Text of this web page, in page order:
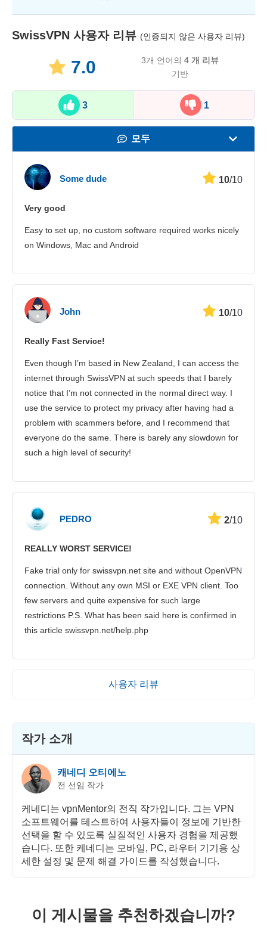
SwissVPN 사용자 리뷰 (인증되지 않은 사용자 리뷰)
7.0 3개 언어의 4 개 리뷰
기반
3 1
모두
고객 서비스
Some dude 10/10
Very good
Easy to set up, no custom software required works nicely
on Windows, Mac and Android
John 10/10
Really Fast Service!
Even though I’m based in New Zealand, I can access the
internet through SwissVPN at such speeds that I barely
notice that I’m not connected in the normal direct way. I
use the service to protect my privacy after having had a
problem with scammers before, and I recommend that
everyone do the same. There is barely any slowdown for
such a high level of security!
PEDRO 2/10
REALLY WORST SERVICE!
Fake trial only for swissvpn.net site and without OpenVPN
connection. Without any own MSI or EXE VPN client. Too
few servers and quite expensive for such large
restrictions P.S. What has been said here is confirmed in
this article swissvpn.net/help.php
사용자 리뷰
작가 소개
캐네디 오티에노
전 선임 작가
케네디는 vpnMentor의 전직 작가입니다. 그는 VPN
소프트웨어를 테스트하여 사용자들이 정보에 기반한
선택을 할 수 있도록 실질적인 사용자 경험을 제공했
습니다. 또한 케네디는 모바일, PC, 라우터 기기용 상
세한 설정 및 문제 해결 가이드를 작성했습니다.
이 게시물을 추천하겠습니까?